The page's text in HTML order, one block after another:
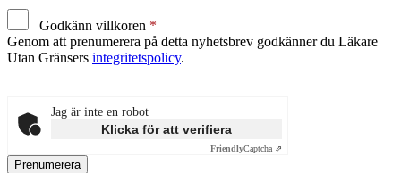
Godkänn villkoren
Genom att prenumerera på detta nyhetsbrev godkänner du Läkare
Utan Gränsers integritetspolicy.
Jag är inte en robot
Klicka för att verifiera
FriendlyCaptcha ⇗